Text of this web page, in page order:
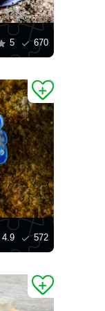
5 670
4.9 572